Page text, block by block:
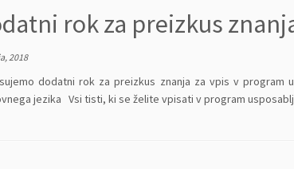
rok za preizkus
2018
dodatni rok za preizkus znanja za vpis v program
jezika Vsi tisti, ki se želite vpisati v program